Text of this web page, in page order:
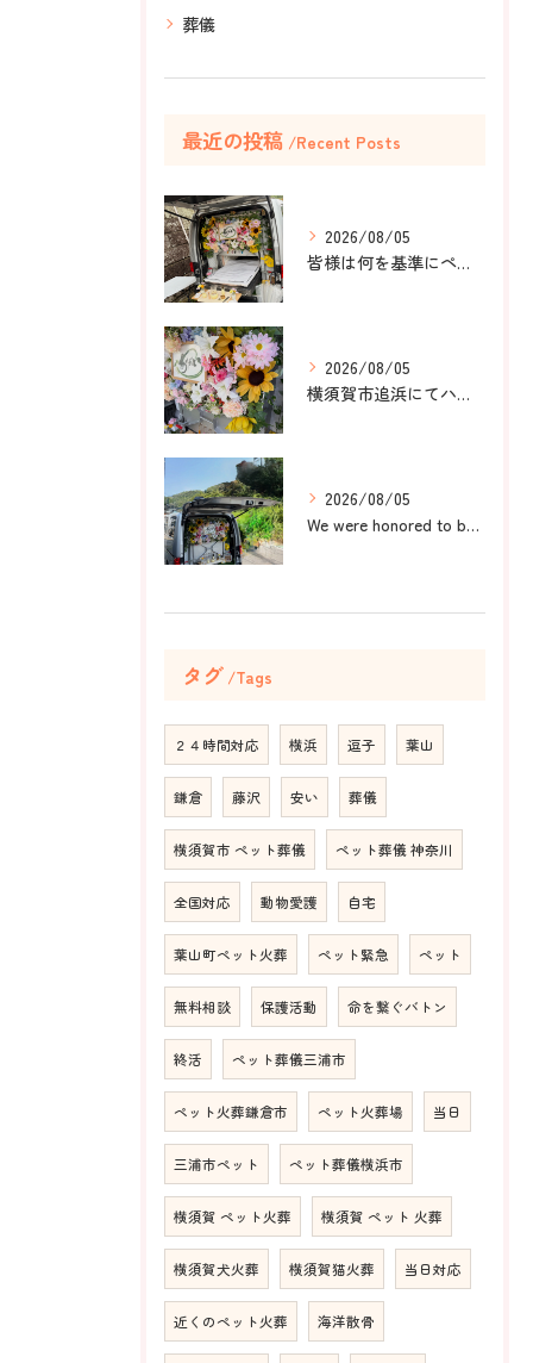
葬儀
最近の投稿 Recent Posts
2026/08/05
皆様は何を基準にペット葬儀社を選びますか？
2026/08/05
横須賀市追浜にてハムスターのみかんちゃんのペット火葬のお手伝...
2026/08/05
We were honored to be by your ...
タグ Tags
２４時間対応 横浜 逗子 葉山
鎌倉 藤沢 安い 葬儀
横須賀市 ペット葬儀 ペット葬儀 神奈川
全国対応 動物愛護 自宅
葉山町ペット火葬 ペット緊急 ペット
無料相談 保護活動 命を繋ぐバトン
終活 ペット葬儀三浦市
ペット火葬鎌倉市 ペット火葬場 当日
三浦市ペット ペット葬儀横浜市
横須賀 ペット火葬 横須賀 ペット 火葬
横須賀犬火葬 横須賀猫火葬 当日対応
近くのペット火葬 海洋散骨